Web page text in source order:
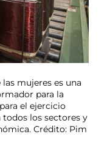
mujeres es una
para la
el ejercicio
todos los sectores y
Crédito: Pim